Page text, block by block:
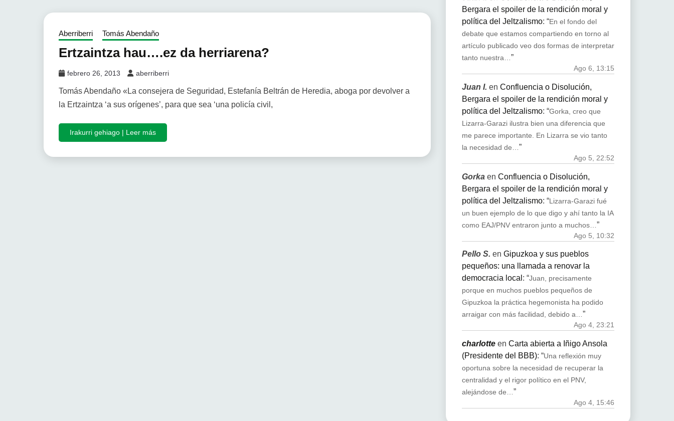
Aberriberri Tomás Abendaño
Ertzaintza hau….ez da herriarena?
febrero 26, 2013 aberriberri
Tomás Abendaño «La consejera de Seguridad, Estefanía Beltrán de Heredia, aboga por devolver a
la Ertzaintza ‘a sus orígenes’, para que sea ‘una policía civil,
Irakurri gehiago | Leer más
Bergara el spoiler de la rendición moral y
política del Jeltzalismo: “En el fondo del
debate que estamos compartiendo en torno al
artículo publicado veo dos formas de interpretar
tanto nuestra…”
Ago 6, 13:15
Juan I. en Confluencia o Disolución,
Bergara el spoiler de la rendición moral y
política del Jeltzalismo: “Gorka, creo que
Lizarra-Garazi ilustra bien una diferencia que
me parece importante. En Lizarra se vio tanto
la necesidad de… ”
Ago 5, 22:52
Gorkaen Confluencia o Disolución,
Bergara el spoiler de la rendición moral y
política del Jeltzalismo: “Lizarra-Garazi fué
un buen ejemplo de lo que digo y ahí tanto la IA
como EAJ/PNV entraron junto a muchos… ”
Ago 5, 10:32
Pello S. en Gipuzkoa y sus pueblos
pequeños: una llamada a renovar la
democracia local : “Juan, precisamente
porque en muchos pueblos pequeños de
Gipuzkoa la práctica hegemonista ha podido
arraigar con más facilidad, debido a…”
Ago 4, 23:21
charlotteen Carta abierta a Iñigo Ansola
(Presidente del BBB): “Una reflexión muy
oportuna sobre la necesidad de recuperar la
centralidad y el rigor político en el PNV,
alejándose de…”
Ago 4, 15:46